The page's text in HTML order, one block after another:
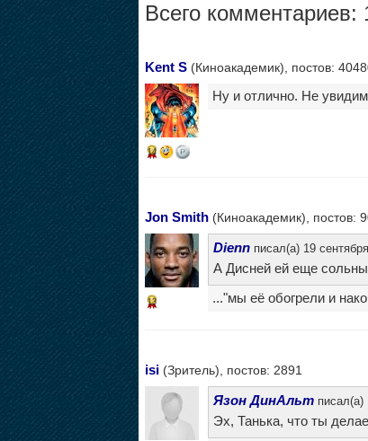
Всего комментариев:
Kent S(Киноакадемик), постов:
14
Ну и отлично. Не
Jon Smith(Киноакадемик), постов:
13
Diennписал(а) 19
А Дисней ей еще
..."мы её обогрели и
isi(Зритель), постов: 2891
Язон ДинАльтписал(а)
Эх, Танька, что ты